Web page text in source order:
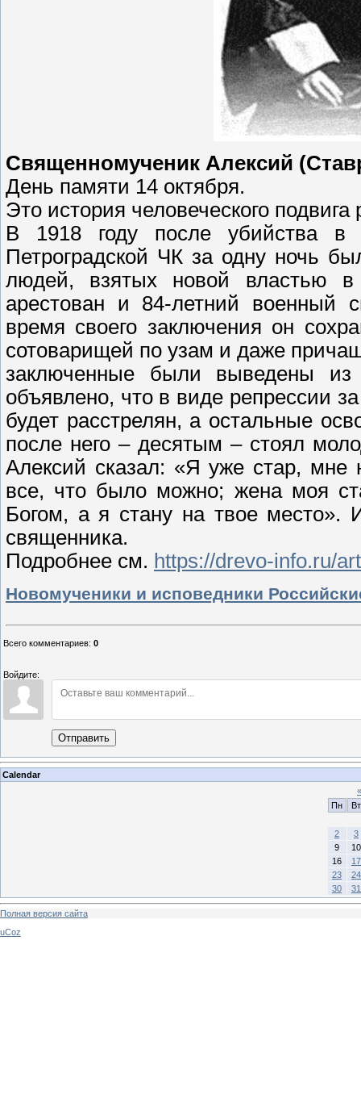
Священномученик Алексий
День памяти 14 октября.
Это история человеческого
В 1918 году после убийства в
Петроградской ЧК за одну ночь
людей, взятых новой властью
арестован и 84-летний военный
время своего заключения он
сотоварищей по узам и даже
заключенные были выведены
объявлено, что в виде репрессии
будет расстрелян, а остальные
после него – десятым – стоял
Алексий сказал: «Я уже стар, мне
все, что было можно; жена моя
Богом, а я стану на твое место».
священника.
Подробнее см. https://drevo-info.ru/
Новомученики и исповедники
Всего комментариев: 0
Войдите:
Отправить
Calendar
«
Пн
Вт
2
3
9
10
16
17
23
24
30
31
Полная версия сайта
uCoz